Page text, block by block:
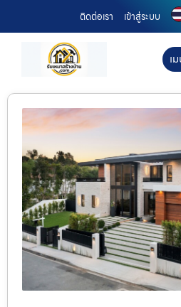
ติดต่อเรา เข้าสู่ระบบ
เ